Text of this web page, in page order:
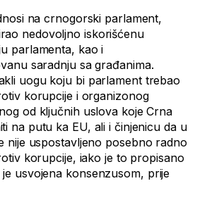
na crnogorski parlament,
nedovoljno iskorišćenu
parlamenta, kao i
saradnju sa građanima.
uogu koju bi parlament trebao
korupcije i organizonog
od ključnih uslova koje Crna
na putu ka EU, ali i činjenicu da u
nije uspostavljeno posebno radno
korupcije, iako je to propisano
usvojena konsenzusom, prije